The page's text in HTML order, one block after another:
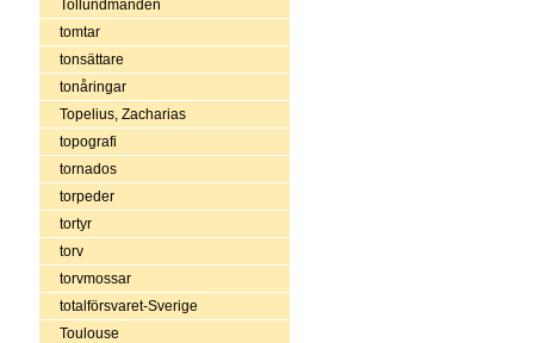
Tollundmanden
tomtar
tonsättare
tonåringar
Topelius, Zacharias
topografi
tornados
torpeder
tortyr
torv
torvmossar
totalförsvaret-Sverige
Toulouse